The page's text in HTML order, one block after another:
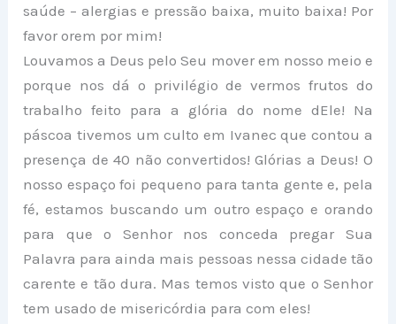
saúde – alergias e pressão baixa, muito baixa! Por
favor orem por mim!
Louvamos a Deus pelo Seu mover em nosso meio e
porque nos dá o privilégio de vermos frutos do
trabalho feito para a glória do nome dEle! Na
páscoa tivemos um culto em Ivanec que contou a
presença de 40 não convertidos! Glórias a Deus! O
nosso espaço foi pequeno para tanta gente e, pela
fé, estamos buscando um outro espaço e orando
para que o Senhor nos conceda pregar Sua
Palavra para ainda mais pessoas nessa cidade tão
carente e tão dura. Mas temos visto que o Senhor
tem usado de misericórdia para com eles!